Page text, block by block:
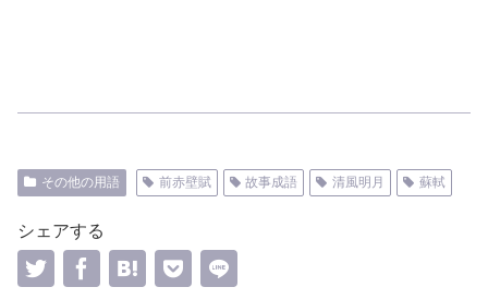
その他の用語 前赤壁賦 故事成語 清風明月 蘇軾
シェアする